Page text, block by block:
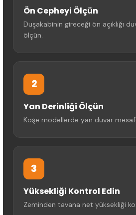
Ön Cepheyi Ölçün
Duşakabinin gireceği ön açıklığı
ölçün.
2
Yan Derinliği Ölçün
Köşe modellerde yan duvar
3
Yüksekliği Kontrol Edin
Zeminden tavana net yüksekliği